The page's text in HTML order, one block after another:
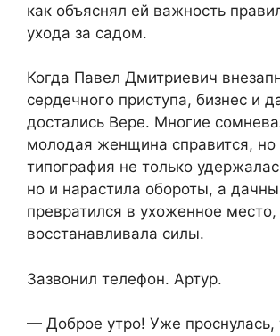
как объяснял ей важность
ухода за садом.
Когда Павел Дмитриевич
сердечного приступа, бизнес и
достались Вере. Многие
молодая женщина справится, но
типография не только
но и нарастила обороты, а
превратился в ухоженное место,
восстанавливала силы.
Зазвонил телефон. Артур.
— Доброе утро! Уже проснулась,